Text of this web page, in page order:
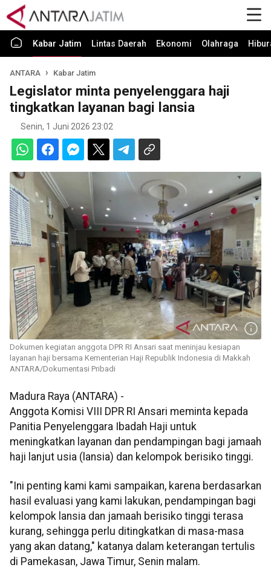
Kabar Jatim Lintas Daerah Ekonomi Olahraga
ANTARA Kabar Jatim
Legislator minta penyelenggara haji
tingkatkan layanan bagi lansia
Senin, 1 Juni 2026 23:02
Dokumen kegiatan anggota DPR RI Ansari saat meninjau kesiapan
layanan haji bersama Kementerian Haji Republik Indonesia di Makkah
ANTARA/Dokumentasi Pribadi
Madura Raya (ANTARA) -
Anggota Komisi VIII DPR RI Ansari meminta kepada
Panitia Penyelenggara Ibadah Haji untuk
meningkatkan layanan dan pendampingan bagi jamaah
haji lanjut usia (lansia) dan kelompok berisiko tinggi.
"Ini penting kami kami sampaikan, karena berdasarkan
hasil evaluasi yang kami lakukan, pendampingan bagi
kelompok lansia dan jamaah berisiko tinggi terasa
kurang, sehingga perlu ditingkatkan di masa-masa
yang akan datang," katanya dalam keterangan tertulis
di Pamekasan, Jawa Timur, Senin malam.